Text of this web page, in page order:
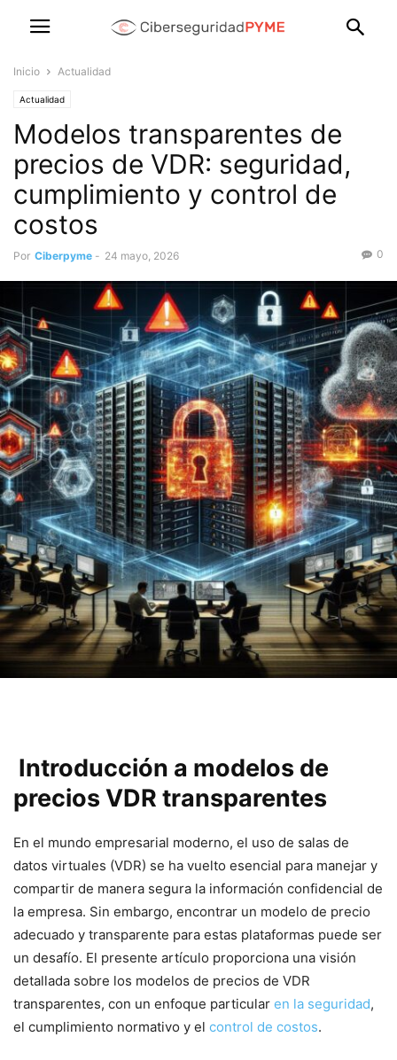
Inicio Actualidad
Actualidad
Modelos transparentes de
precios de VDR: seguridad,
cumplimiento y control de
costos
Por Ciberpyme - 24 mayo, 2026 0
‌ Introducción a modelos ‌de
precios VDR transparentes
En el ⁤mundo empresarial moderno, el uso de salas de
datos virtuales (VDR)‍ se ha vuelto esencial para​ manejar y
compartir de manera segura la información confidencial de
la empresa. Sin embargo, encontrar un modelo de precio
adecuado y transparente para estas plataformas puede ser
un desafío. El presente artículo proporciona una visión
detallada sobre los‌ modelos de precios de VDR
transparentes, con ⁤un enfoque particular en la seguridad,
el cumplimiento normativo y el control de costos.